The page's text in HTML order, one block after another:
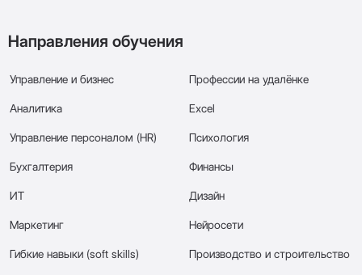
Направления обучения
Управление и бизнес
Аналитика
Управление персоналом (HR)
Бухгалтерия
ИТ
Маркетинг
Гибкие навыки (soft skills)
Профессии на удалёнке
Excel
Психология
Финансы
Дизайн
Нейросети
Производство и строительство